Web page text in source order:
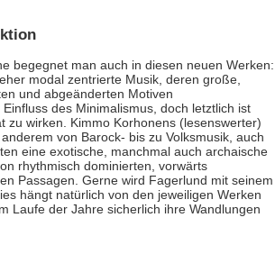
begegnet man auch in diesen neuen Werken:
modal zentrierte Musik, deren große,
und abgeänderten Motiven
des Minimalismus, doch letztlich ist
zu wirken. Kimmo Korhonens (lesenswerter)
von Barock- bis zu Volksmusik, auch
eine exotische, manchmal auch archaische
rhythmisch dominierten, vorwärts
Passagen. Gerne wird Fagerlund mit seinem
hängt natürlich von den jeweiligen Werken
Laufe der Jahre sicherlich ihre Wandlungen